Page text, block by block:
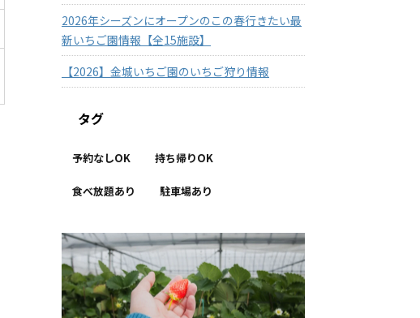
2026年シーズンにオープンのこの春行きたい最
新いちご園情報【全15施設】
【2026】金城いちご園のいちご狩り情報
タグ
予約なしOK 持ち帰りOK
食べ放題あり 駐車場あり